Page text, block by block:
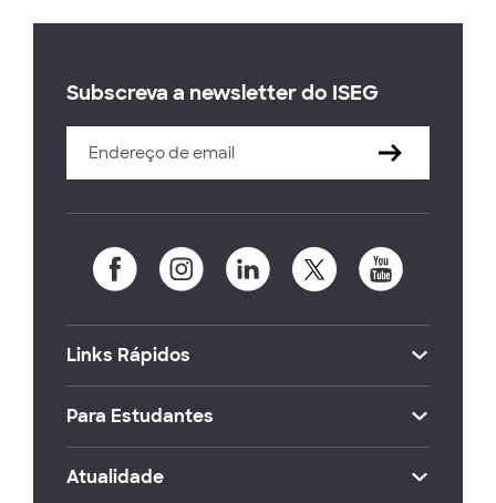
Subscreva a newsletter do ISEG
Links Rápidos
Para Estudantes
Atualidade